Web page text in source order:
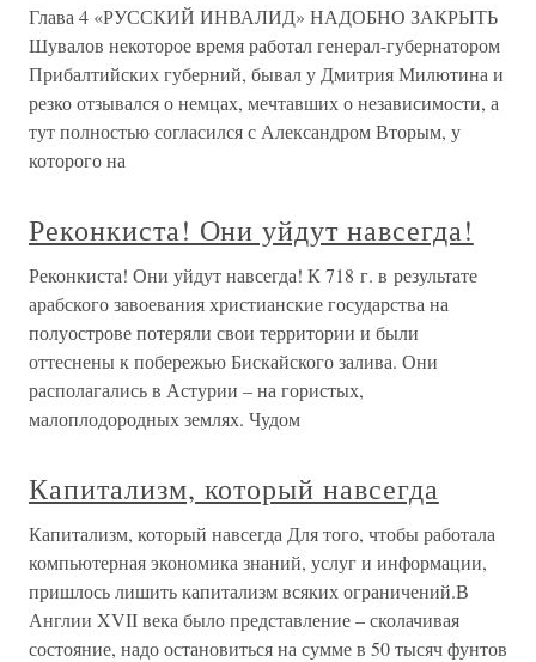
Глава 4 «РУССКИЙ ИНВАЛИД» НАДОБНО ЗАКРЫТЬ
Шувалов некоторое время работал генерал-губернатором
Прибалтийских губерний, бывал у Дмитрия Милютина и
резко отзывался о немцах, мечтавших о независимости, а
тут полностью согласился с Александром Вторым, у
которого на
Реконкиста! Они уйдут навсегда!
Реконкиста! Они уйдут навсегда! К 718 г. в результате
арабского завоевания христианские государства на
полуострове потеряли свои территории и были
оттеснены к побережью Бискайского залива. Они
располагались в Астурии – на гористых,
малоплодородных землях. Чудом
Капитализм, который навсегда
Капитализм, который навсегда Для того, чтобы работала
компьютерная экономика знаний, услуг и информации,
пришлось лишить капитализм всяких ограничений.В
Англии XVII века было представление – сколачивая
состояние, надо остановиться на сумме в 50 тысяч фунтов